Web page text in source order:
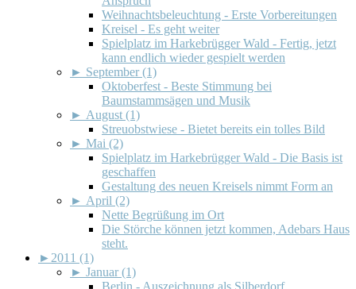
Weihnachtsbeleuchtung - Erste Vorbereitungen
Kreisel - Es geht weiter
Spielplatz im Harkebrügger Wald - Fertig, jetzt
kann endlich wieder gespielt werden
► September (1)
Oktoberfest - Beste Stimmung bei
Baumstammsägen und Musik
► August (1)
Streuobstwiese - Bietet bereits ein tolles Bild
► Mai (2)
Spielplatz im Harkebrügger Wald - Die Basis ist
geschaffen
Gestaltung des neuen Kreisels nimmt Form an
► April (2)
Nette Begrüßung im Ort
Die Störche können jetzt kommen, Adebars Haus
steht.
► 2011 (1)
► Januar (1)
Berlin - Auszeichnung als Silberdorf